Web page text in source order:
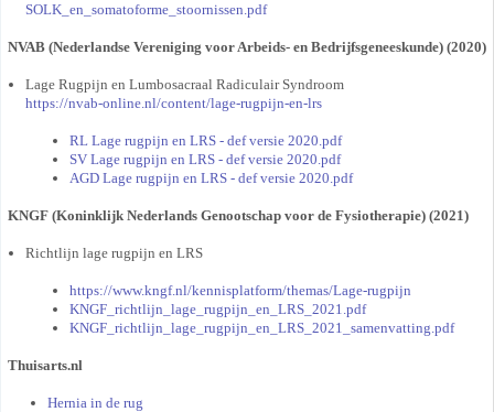
SOLK_en_somatoforme_stoornissen.pdf
NVAB (Nederlandse Vereniging voor Arbeids- en Bedrijfsgeneeskunde) (2020)
Lage Rugpijn en Lumbosacraal Radiculair Syndroom
https://nvab-online.nl/content/lage-rugpijn-en-lrs
RL Lage rugpijn en LRS - def versie 2020.pdf
SV Lage rugpijn en LRS - def versie 2020.pdf
AGD Lage rugpijn en LRS - def versie 2020.pdf
KNGF (Koninklijk Nederlands Genootschap voor de Fysiotherapie) (2021)
Richtlijn lage rugpijn en LRS
https://www.kngf.nl/kennisplatform/themas/Lage-rugpijn
KNGF_richtlijn_lage_rugpijn_en_LRS_2021.pdf
KNGF_richtlijn_lage_rugpijn_en_LRS_2021_samenvatting.pdf
Thuisarts.nl
Hernia in de rug